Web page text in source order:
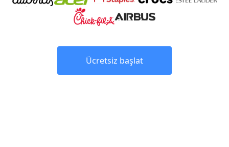
Ücretsiz başlat